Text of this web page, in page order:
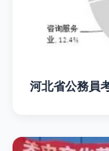
河北省公務員